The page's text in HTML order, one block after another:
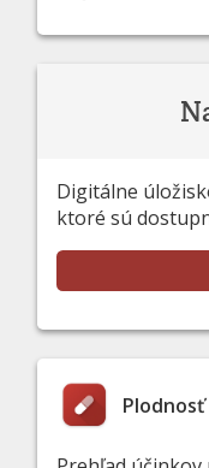
Digitálne
ktoré sú
Plodnosť